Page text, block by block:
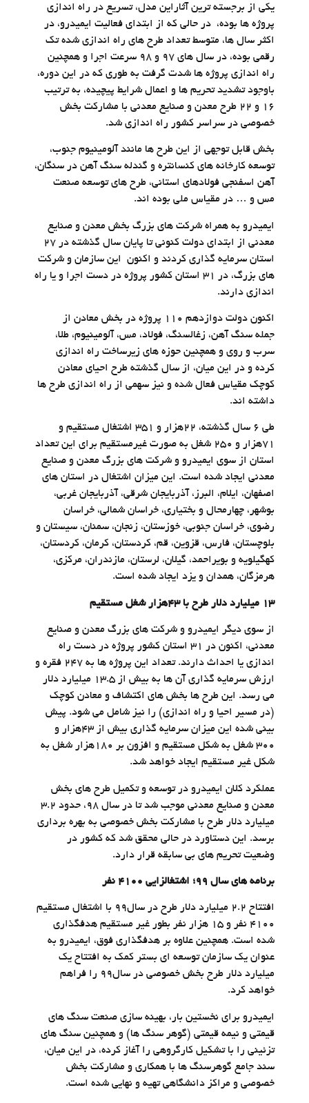
یکی از برجسته ترین آثاراین مدل، تسریع در راه اندازی
پروژه ها بوده، در حالی که از ابتدای فعالیت ایمیدرو،‌ در
اکثر سال ها، متوسط تعداد طرح های راه اندازی شده تک
رقمی بوده، در سال های ۹۷ و ۹۸ سرعت اجرا و همچنین
راه اندازی پروژه ها شدت گرفت به طوری که در این دوره،
باوجود تشدید تحریم ها و اعمال شرایط پیچیده، به ترتیب
۱۶ و ۲۲ طرح معدن و صنایع معدنی با مشارکت بخش
خصوصی در سراسر کشور راه اندازی شد.
بخش قابل توجهی از این طرح ها مانند آلومینیوم جنوب،
توسعه کارخانه های کنسانتره و گندله سنگ آهن در سنگان،
آهن اسفنجی فولادهای استانی، طرح های توسعه صنعت
مس و … در مقیاس ملی بوده اند.
ایمیدرو به همراه شرکت های بزرگ بخش معدن و صنایع
معدنی از ابتدای دولت کنونی تا پایان سال گذشته در ۲۷
استان سرمایه گذاری کردند و اکنون این سازمان و شرکت
های بزرگ، در ۳۱ استان کشور پروژه در دست اجرا و یا راه
اندازی دارند.
اکنون دولت دوازدهم ۱۱۰ پروژه در بخش معادن از
جمله سنگ آهن، زغالسنگ، فولاد، مس، آلومینیوم،‌ طلا،
سرب و روی و همچنین حوزه های زیرساخت راه اندازی
کرده و در این میان، از سال گذشته طرح احیای معادن
کوچک مقیاس فعال شده و نیز سهمی از راه اندازی طرح ها
داشته اند.
طی ۶ سال گذشته، ۲۲هزار و ۳۵۱ اشتغال مستقیم و
۷۱هزار و ۲۵۰ شغل به صورت غیرمستقیم برای این تعداد
استان از سوی ایمیدرو و شرکت های بزرگ معدن و صنایع
معدنی ایجاد شده است. این میزان اشتغال در استان های
اصفهان، ایلام، البرز، آذربایجان شرقی، آذربایجان غربی،
بوشهر، چهارمحال و بختیاری، خراسان شمالی، خراسان
رضوی، خراسان جنوبی، خوزستان، زنجان، سمنان،‌ سیستان و
بلوچستان، فارس،‌ قزوین، قم، کردستان، کرمان، کردستان،
کهگیلویه و بویراحمد، گیلان،‌ لرستان، مازندران، مرکزی،
هرمزگان، همدان و یزد ایجاد شده است.
۱۳ میلیارد دلار طرح با ۴۳هزار شغل مستقیم
از سوی دیگر ایمیدرو و شرکت های بزرگ معدن و صنایع
معدنی، اکنون در ۳۱ استان کشور پروژه در دست راه
اندازی یا احداث دارند. تعداد این پروژه ها به ۲۴۷ فقره و
ارزش سرمایه گذاری آن ها به بیش از ۱۳.۵ میلیارد دلار
می رسد. این طرح ها بخش های اکتشاف و معادن کوچک
(در مسیر احیا و راه اندازی) را نیز شامل می شود. پیش
بینی شده این میزان سرمایه گذاری بیش از ۴۳هزار و
۳۰۰ شغل به شکل مستقیم و افزون بر ۱۸۰هزار شغل به
شکل غیر مستقیم ایجاد خواهد شد.
عملکرد کلان ایمیدرو در توسعه و تکمیل طرح های بخش
معدن و صنایع معدنی موجب شد تا در سال ۹۸، حدود ۳.۲
میلیارد دلار طرح با مشارکت بخش خصوصی به بهره برداری
برسد. این دستاورد در حالی محقق شد که کشور در
وضعیت تحریم های بی سابقه قرار دارد.
برنامه های سال ۹۹؛ اشتغالزایی ۴۱۰۰ نفر
افتتاح ۲.۲ میلیارد دلار طرح در سال۹۹ با اشتغال مستقیم
۴۱۰۰ نفر و ۱۵ هزار نفر بطور غیر مستقیم هدفگذاری
شده است. همچنین علاوه بر هدفگذاری فوق، ایمیدرو به
عنوان یک سازمان توسعه ای بستر کمک به افتتاح یک
میلیارد دلار طرح بخش خصوصی در سال۹۹ را فراهم
خواهد کرد.
ایمیدرو برای نخستین بار، بهینه سازی صنعت سنگ های
قیمتی و نیمه قیمتی (گوهر سنگ ها) و همچنین سنگ های
تزئینی را با تشکیل کارگروهی را آغاز کرده، در این میان،
سند جامع گوهرسنگ ها با همکاری و مشارکت بخش
خصوصی و مراکز دانشگاهی تهیه و نهایی شده است.